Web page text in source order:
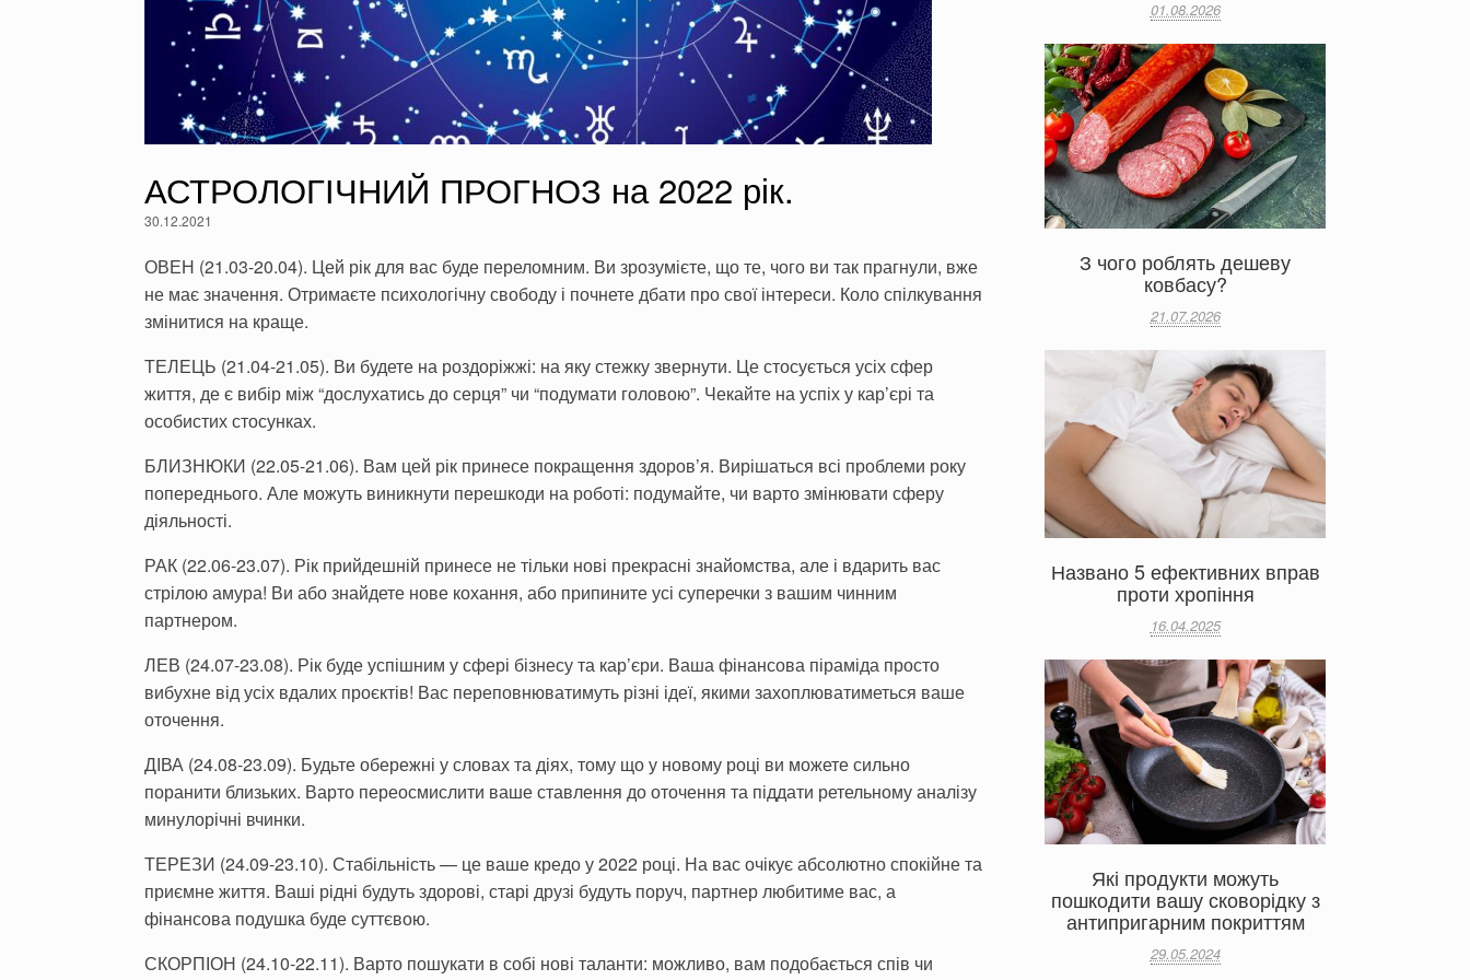
АСТРОЛОГІЧНИЙ ПРОГНОЗ на 2022 рік.
30.12.2021
ОВЕН (21.03-20.04). Цей рік для вас буде переломним. Ви зрозумієте, що те, чого ви так прагнули, вже
не має значення. Отримаєте психологічну свободу і почнете дбати про свої інтереси. Коло спілкування
змінитися на краще.
ТЕЛЕЦЬ (21.04-21.05). Ви будете на роздоріжжі: на яку стежку звернути. Це стосується усіх сфер
життя, де є вибір між “дослухатись до серця” чи “подумати головою”. Чекайте на успіх у кар’єрі та
особистих стосунках.
БЛИЗНЮКИ (22.05-21.06). Вам цей рік принесе покращення здоров’я. Вирішаться всі проблеми року
попереднього. Але можуть виникнути перешкоди на роботі: подумайте, чи варто змінювати сферу
діяльності.
РАК (22.06-23.07). Рік прийдешній принесе не тільки нові прекрасні знайомства, але і вдарить вас
стрілою амура! Ви або знайдете нове кохання, або припините усі суперечки з вашим чинним
партнером.
ЛЕВ (24.07-23.08). Рік буде успішним у сфері бізнесу та кар’єри. Ваша фінансова піраміда просто
вибухне від усіх вдалих проєктів! Вас переповнюватимуть різні ідеї, якими захоплюватиметься ваше
оточення.
ДІВА (24.08-23.09). Будьте обережні у словах та діях, тому що у новому році ви можете сильно
поранити близьких. Варто переосмислити ваше ставлення до оточення та піддати ретельному аналізу
минулорічні вчинки.
ТЕРЕЗИ (24.09-23.10). Стабільність — це ваше кредо у 2022 році. На вас очікує абсолютно спокійне та
приємне життя. Ваші рідні будуть здорові, старі друзі будуть поруч, партнер любитиме вас, а
фінансова подушка буде суттєвою.
СКОРПІОН (24.10-22.11). Варто пошукати в собі нові таланти: можливо, вам подобається спів чи
01.08.2026
З чого роблять дешеву
ковбасу?
21.07.2026
Названо 5 ефективних вправ
проти хропіння
16.04.2025
Які продукти можуть
пошкодити вашу сковорідку з
антипригарним покриттям
29.05.2024